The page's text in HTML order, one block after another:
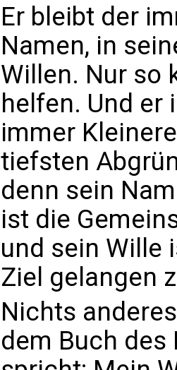
Er bleibt der
Namen, in
Willen. Nur so
helfen. Und er
immer
tiefsten
denn sein
ist die
und sein Wille
Ziel gelangen
Nichts
dem Buch des